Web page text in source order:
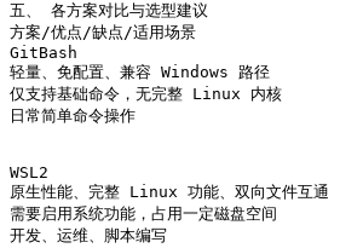
五、 各方案对比与选型建议
方案/优点/缺点/适用场景
GitBash
轻量、免配置、兼容 Windows 路径
仅支持基础命令，无完整 Linux 内核
日常简单命令操作
WSL2
原生性能、完整 Linux 功能、双向文件互通
需要启用系统功能，占用一定磁盘空间
开发、运维、脚本编写